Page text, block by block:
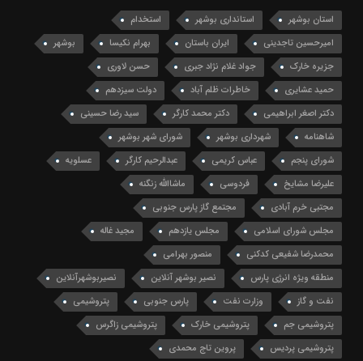
استان بوشهر استانداری بوشهر
استخدام
امیرحسین تاجدینی
ایران باستان بهرام نکیسا
بوشهر
جزیره خارک
جواد غلام نژاد جبری
حسن لاوری
حمید عشایری
خاطرات ظلم آباد
دولت سیزدهم
دکتر اصغر ابراهیمی
دکتر محمد کارگر
سید رضا حسینی
شاهنامه
شهرداری بوشهر
شورای شهر بوشهر
شورای پنجم
عباس کریمی عبدالرحیم کارگر
عسلویه
علیرضا مشایخ
فردوسی
ماشاالله زنگنه
مجتبی خرم آبادی
مجتمع گاز پارس جنوبی
مجلس شورای اسلامی
مجلس یازدهم
مجید غاله
محمدرضا شفیعی کدکنی
منصور بهرامی
منطقه ویژه انرژی پارس
نصیر بوشهر آنلاین
نصیربوشهرآنلاین
نفت و گاز
وزارت نفت پارس جنوبی
پتروشیمی
پتروشیمی جم
پتروشیمی خارک
پتروشیمی زاگرس
پتروشیمی پردیس
پروین تاج محمدی